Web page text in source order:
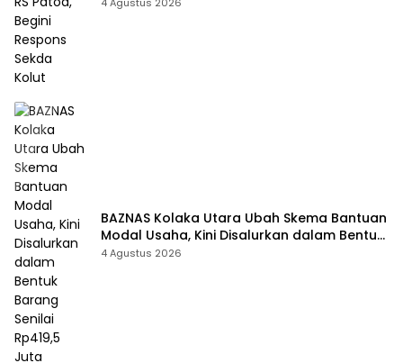
BAZNAS Kolaka Utara Ubah Skema Bantuan
Modal Usaha, Kini Disalurkan dalam Bentuk
Barang Senilai Rp419,5 Juta
4 Agustus 2026